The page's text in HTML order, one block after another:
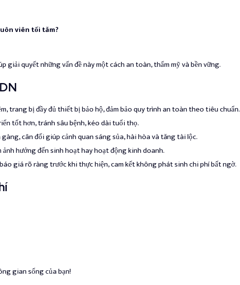
viên tối tăm?
giải quyết những vấn đề này một cách an toàn, thẩm mỹ và bền vững.
trang bị đầy đủ thiết bị bảo hộ, đảm bảo quy trình an toàn theo tiêu chuẩn.
tốt hơn, tránh sâu bệnh, kéo dài tuổi thọ.
cân đối giúp cảnh quan sáng sủa, hài hòa và tăng tài lộc.
ảnh hưởng đến sinh hoạt hay hoạt động kinh doanh.
giá rõ ràng trước khi thực hiện, cam kết không phát sinh chi phí bất ngờ.
gian sống của bạn!